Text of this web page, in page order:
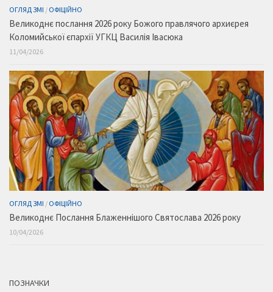
ОГЛЯД ЗМІ / ОФІЦІЙНО
Великоднє послання 2026 року Божого правлячого архиєрея
Коломийської єпархії УГКЦ Василія Івасюка
11/04/2026
ОГЛЯД ЗМІ / ОФІЦІЙНО
Великоднє Послання Блаженнішого Святослава 2026 року
10/04/2026
ПОЗНАЧКИ